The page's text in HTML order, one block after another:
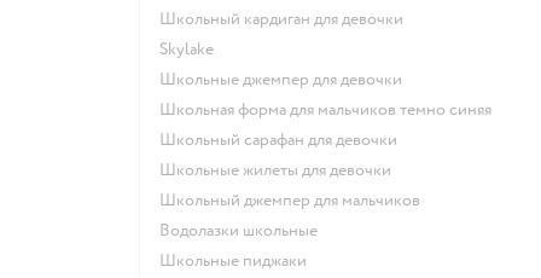
Школьный кардиган для девочки
Skylake
Школьные джемпер для девочки
Школьная форма для мальчиков темно синяя
Школьный сарафан для девочки
Школьные жилеты для девочки
Школьный джемпер для мальчиков
Водолазки школьные
Школьные пиджаки